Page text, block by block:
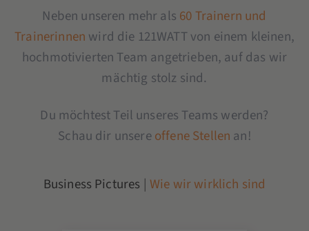
Neben unseren mehr als 60 Trainern und
Trainerinnen wird die 121WATT von einem kleinen,
hochmotivierten Team angetrieben, auf das wir
mächtig stolz sind.
Du möchtest Teil unseres Teams werden?
Schau dir unsereoffene Stellen an!
Business Pictures | Wie wir wirklich sind